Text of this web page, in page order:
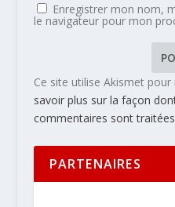
Enregistrer mon nom,
le navigateur pour mon
Ce site utilise Akismet pour
savoir plus sur la façon
commentaires sont traitées
PARTENAIRES